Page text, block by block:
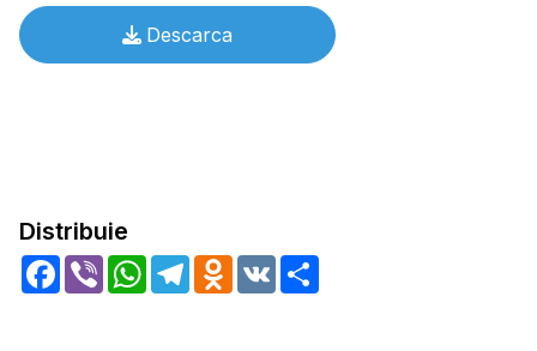
Descarca
Distribuie
Facebook
Viber WhatsApp
TelegramOdnoklassniki
VK